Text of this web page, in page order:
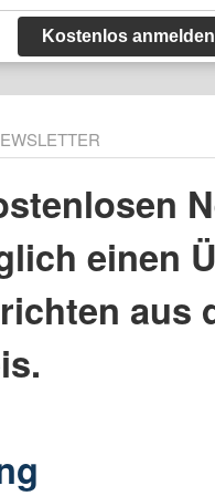
Kostenlos anmelden
einen
aus